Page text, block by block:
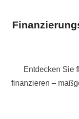
Entdecken Sie
finanzieren –